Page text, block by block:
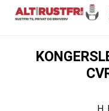
H.